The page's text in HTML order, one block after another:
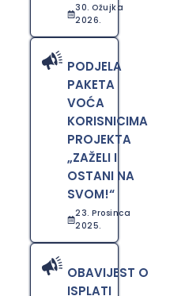
30. Ožujka
2026.
PODJELA
PAKETA
VOĆA
KORISNICIMA
PROJEKTA
„ZAŽELI I
OSTANI NA
SVOM!“
23. Prosinca
2025.
OBAVIJEST O
ISPLATI